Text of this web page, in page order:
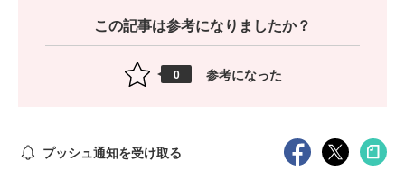
この記事は参考になりましたか？
0 参考になった
プッシュ通知を受け取る